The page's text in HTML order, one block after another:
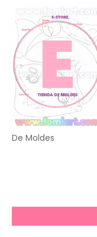
De Moldes